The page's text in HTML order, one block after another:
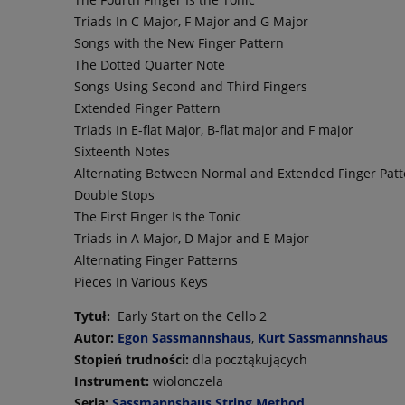
Triads In C Major, F Major and G Major
Songs with the New Finger Pattern
The Dotted Quarter Note
Songs Using Second and Third Fingers
Extended Finger Pattern
Triads In E-flat Major, B-flat major and F major
Sixteenth Notes
Alternating Between Normal and Extended Finger
Double Stops
The First Finger Is the Tonic
Triads in A Major, D Major and E Major
Alternating Finger Patterns
Pieces In Various Keys
Tytuł: Early Start on the Cello 2
Autor: Egon Sassmannshaus, Kurt Sassmannshaus
Stopień trudności: dla pocztąkujących
Instrument: wiolonczela